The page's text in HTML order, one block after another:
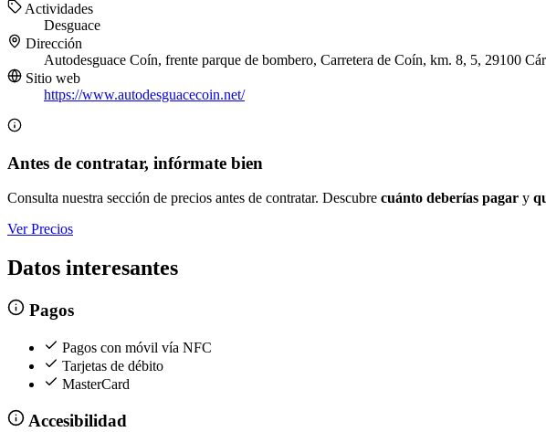
Actividades
Desguace
Dirección
Autodesguace Coín, frente parque de bombero, Carretera de Coín, km. 8, 5, 29100
Sitio web
https://www.autodesguacecoin.net/
Antes de contratar, infórmate bien
Consulta nuestra sección de precios antes de contratar. Descubre cuánto deberías pagar y
Ver Precios
Datos interesantes
Pagos
Pagos con móvil vía NFC
Tarjetas de débito
MasterCard
Accesibilidad